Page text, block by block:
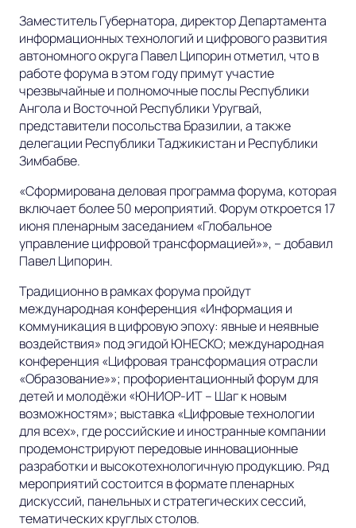
Заместитель Губернатора, директор Департамента
информационных технологий и цифрового развития
автономного округа Павел Ципорин отметил, что в
работе форума в этом году примут участие
чрезвычайные и полномочные послы Республики
Ангола и Восточной Республики Уругвай,
представители посольства Бразилии, а также
делегации Республики Таджикистан и Республики
Зимбабве.
«Сформирована деловая программа форума, которая
включает более 50 мероприятий. Форум откроется 17
июня пленарным заседанием «Глобальное
управление цифровой трансформацией»», – добавил
Павел Ципорин.
Традиционно в рамках форума пройдут
международная конференция «Информация и
коммуникация в цифровую эпоху: явные и неявные
воздействия» под эгидой ЮНЕСКО; международная
конференция «Цифровая трансформация отрасли
«Образование»»; профориентационный форум для
детей и молодёжи «ЮНИОР‑ИТ – Шаг к новым
возможностям»; выставка «Цифровые технологии
для всех», где российские и иностранные компании
продемонстрируют передовые инновационные
разработки и высокотехнологичную продукцию. Ряд
мероприятий состоится в формате пленарных
дискуссий, панельных и стратегических сессий,
тематических круглых столов.